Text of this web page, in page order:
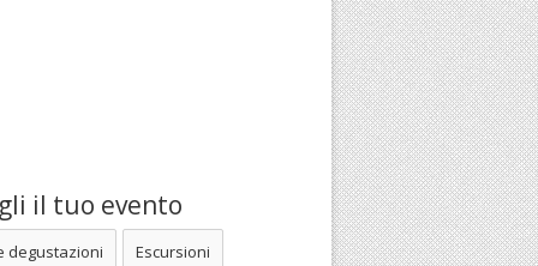
il tuo evento
degustazioni Escursioni